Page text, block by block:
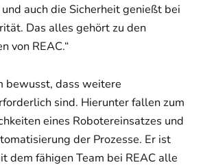
auch die Sicherheit genießt bei
Das alles gehört zu den
von REAC.“
bewusst, dass weitere
sind. Hierunter fallen zum
eines Robotereinsatzes und
der Prozesse. Er ist
dem fähigen Team bei REAC alle